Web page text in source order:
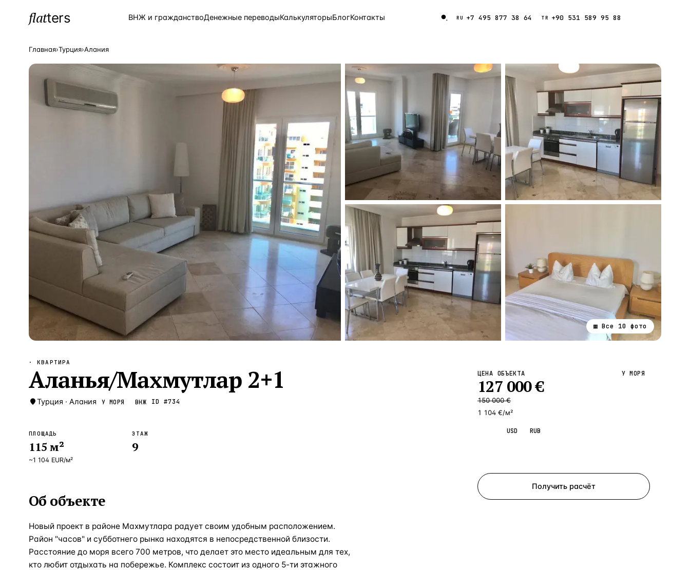
flatters ВНЖ и гражданствоДенежные переводыКалькуляторыБлогКонтакты RU +7 495 877 38 64 TR +90 531 589 95 88
ПОПУЛЯРНЫЕ НАПРАВЛЕНИЯ
Турция —Страна
8 554 объекта
5 430 объектов
3 906 объектов
2 948 объектов
2 797 объектов
Сочи —Локация Россия · 3 920
Алания —Локация Турция · 2 556
Таиланд · 2 172
Новороссийск —Локация Россия · 2 106
Стамбул Локация Турция · 2 092
—Локация Турция · 1 810
ЧАСТО ИЩУТ
Турция Испания
Таиланд
Главная›Турция›Алания
▦ Все 10 фото
· КВАРТИРА
Аланья/Махмутлар 2+1
Турция · Алания У МОРЯ ВНЖ ID #734
ПЛОЩАДЬ
115 м²
~1 104 EUR/м²
ЭТАЖ
9
Об объекте
Новый проект в районе Махмутлара радует своим удобным расположением.
Район "часов" и субботнего рынка находятся в непосредственной близости.
Расстояние до моря всего 700 метров, что делает это место идеальным для тех,
кто любит отдыхать на побережье. Комплекс состоит из одного 5-ти этажного
ЦЕНА ОБЪЕКТА
127 000€
150 000 €
1 104 €/м²
У МОРЯ
USD RUB
Получить расчёт